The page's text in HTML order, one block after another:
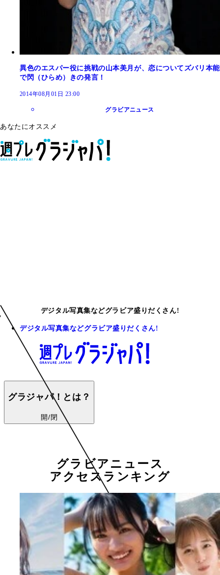
異色のエスパー役に挑戦の山本美月が、恋についてズバリ本能
で閃（ひらめ）きの発言！
2014年08月01日 23:00
グラビアニュース
あなたにオススメ
デジタル写真集などグラビア盛りだくさん!
デジタル写真集などグラビア盛りだくさん!
グラジャパ！とは？
開/閉
グラビアニュース
アクセスランキング